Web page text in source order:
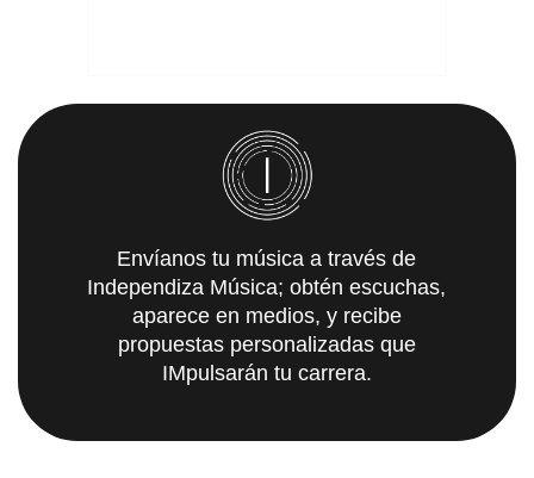
Envíanos tu música a través de
Independiza Música; obtén escuchas,
aparece en medios, y recibe
propuestas personalizadas que
IMpulsarán tu carrera.